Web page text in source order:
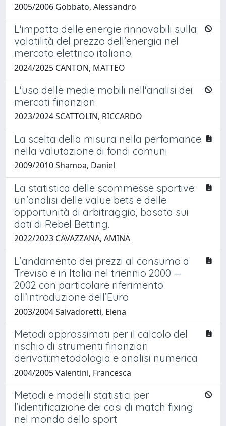
2005/2006 Gobbato, Alessandro
L'impatto delle energie rinnovabili sulla
volatilità del prezzo dell'energia nel
mercato elettrico italiano.
2024/2025 CANTON, MATTEO
L'uso delle medie mobili nell'analisi dei
mercati finanziari
2023/2024 SCATTOLIN, RICCARDO
La scelta della misura nella perfomance
nella valutazione di fondi comuni
2009/2010 Shamoa, Daniel
La statistica delle scommesse sportive:
un'analisi delle value bets e delle
opportunità di arbitraggio, basata sui
dati di Rebel Betting.
2022/2023 CAVAZZANA, AMINA
L’andamento dei prezzi al consumo a
Treviso e in Italia nel triennio 2000 —
2002 con particolare riferimento
all’introduzione dell’Euro
2003/2004 Salvadoretti, Elena
Metodi approssimati per il calcolo del
rischio di strumenti finanziari
derivati:metodologia e analisi numerica
2004/2005 Valentini, Francesca
Metodi e modelli statistici per
l’identificazione dei casi di match fixing
nel mondo dello sport